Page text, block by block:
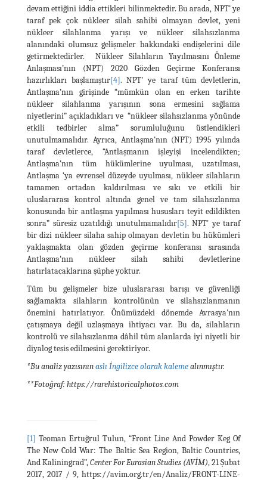
devam ettiğini iddia ettikleri bilinmektedir. Bu arada, NPT’ ye
taraf pek çok nükleer silah sahibi olmayan devlet, yeni
nükleer silahlanma yarışı ve nükleer silahsızlanma
alanındaki olumsuz gelişmeler hakkındaki endişelerini dile
getirmektedirler. Nükleer Silahların Yayılmasını Önleme
Anlaşması’nın (NPT) 2020 Gözden Geçirme Konferansı
hazırlıkları başlamıştır[4]. NPT’ ye taraf tüm devletlerin,
Antlaşma’nın girişinde “mümkün olan en erken tarihte
nükleer silahlanma yarışının sona ermesini sağlama
niyetlerini” açıkladıkları ve “nükleer silahsızlanma yönünde
etkili tedbirler alma” sorumluluğunu üstlendikleri
unutulmamalıdır. Ayrıca, Antlaşma'nın (NPT) 1995 yılında
taraf devletlerce, “Antlaşmanın işleyişi incelendikten;
Antlaşma’nın tüm hükümlerine uyulması, uzatılması,
Antlaşma ‘ya evrensel düzeyde uyulması, nükleer silahların
tamamen ortadan kaldırılması ve sıkı ve etkili bir
uluslararası kontrol altında genel ve tam silahsızlanma
konusunda bir antlaşma yapılması hususları teyit edildikten
sonra” süresiz uzatıldığı unutulmamalıdır[5]. NPT' ye taraf
bir dizi nükleer silaha sahip olmayan devletin bu hükümleri
yaklaşmakta olan gözden geçirme konferansı sırasında
Antlaşma'nın nükleer silah sahibi devletlerine
hatırlatacaklarına şüphe yoktur.
Tüm bu gelişmeler bize uluslararası barışı ve güvenliği
sağlamakta silahların kontrolünün ve silahsızlanmanın
önemini hatırlatıyor. Önümüzdeki dönemde Avrasya'nın
çatışmaya değil uzlaşmaya ihtiyacı var. Bu da, silahların
kontrolü ve silahsızlanma dâhil tüm alanlarda iyi niyetli bir
diyalog tesis edilmesini gerektiriyor.
*Bu analiz yazısınınaslı İngilizce olarak kalemealınmıştır.
**Fotoğraf: https://rarehistoricalphotos.com
[1] Teoman Ertuğrul Tulun, “Front Line And Powder Keg Of
The New Cold War: The Baltic Sea Region, Baltic Countries,
And Kaliningrad”,Center For Eurasian Studies (AVİM), 21 Şubat
2017, 2017 / 9, https://avim.org.tr/en/Analiz/FRONT-LINE-